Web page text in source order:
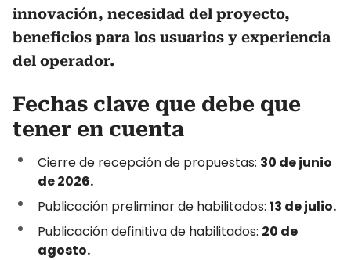
innovación, necesidad del proyecto,
beneficios para los usuarios y experiencia
del operador.
Fechas clave que debe que
tener en cuenta
Cierre de recepción de propuestas: 30 de junio
de 2026.
Publicación preliminar de habilitados: 13 de julio.
Publicación definitiva de habilitados: 20 de
agosto.